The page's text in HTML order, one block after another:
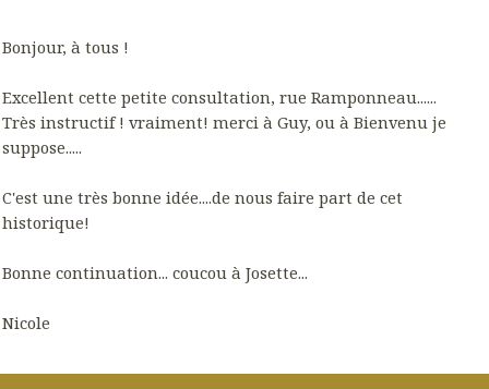
Bonjour, à tous !
Excellent cette petite consultation, rue Ramponneau......
Très instructif ! vraiment! merci à Guy, ou à Bienvenu je
suppose.....
C'est une très bonne idée....de nous faire part de cet
historique!
Bonne continuation... coucou à Josette...
Nicole